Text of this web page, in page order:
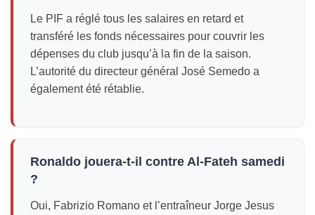
Le PIF a réglé tous les salaires en retard et
transféré les fonds nécessaires pour couvrir les
dépenses du club jusqu’à la fin de la saison.
L’autorité du directeur général José Semedo a
également été rétablie.
Ronaldo jouera-t-il contre Al-Fateh samedi
?
Oui, Fabrizio Romano et l’entraîneur Jorge Jesus